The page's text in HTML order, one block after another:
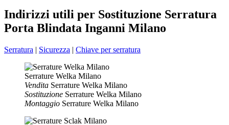
Indirizzi utili per Sostituzione Serratura
Porta Blindata Inganni Milano
Serratura | Sicurezza | Chiave per serratura
Serrature Welka Milano
Vendita Serrature Welka Milano
Sostituzione Serrature Welka Milano
Montaggio Serrature Welka Milano